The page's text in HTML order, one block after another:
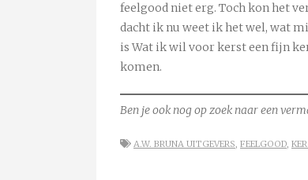
feelgood niet erg. Toch kon het
dacht ik nu weet ik het wel, wat
is Wat ik wil voor kerst een fijn
komen.
Ben je ook nog op zoek naar een
A.W. BRUNA UITGEVERS, FEELGOOD,